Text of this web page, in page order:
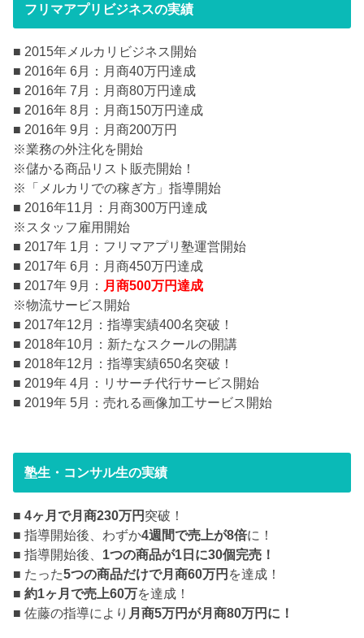
フリマアプリビジネスの実績
■ 2015年メルカリビジネス開始
■ 2016年 6月：月商40万円達成
■ 2016年 7月：月商80万円達成
■ 2016年 8月：月商150万円達成
■ 2016年 9月：月商200万円
※業務の外注化を開始
※儲かる商品リスト販売開始！
※「メルカリでの稼ぎ方」指導開始
■ 2016年11月：月商300万円達成
※スタッフ雇用開始
■ 2017年 1月：フリマアプリ塾運営開始
■ 2017年 6月：月商450万円達成
■ 2017年 9月： 月商500万円達成
※物流サービス開始
■ 2017年12月：指導実績400名突破！
■ 2018年10月：新たなスクールの開講
■ 2018年12月：指導実績650名突破！
■ 2019年 4月：リサーチ代行サービス開始
■ 2019年 5月：売れる画像加工サービス開始
塾生・コンサル生の実績
■4ヶ月で月商230万円 突破！
■ 指導開始後、わずか4週間で売上が8倍に！
■ 指導開始後、 1つの商品が1日に30個完売！
■ たった5つの商品だけで月商60万円 を達成！
■約1ヶ月で売上60万を達成！
■ 佐藤の指導により 月商5万円が月商80万円に！